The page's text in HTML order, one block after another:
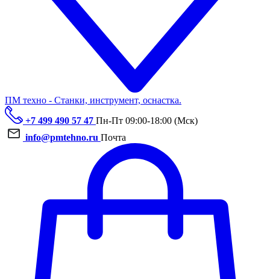
ПМ техно - Станки, инструмент, оснастка.
+7 499 490 57 47 Пн-Пт 09:00-18:00 (Мск)
info@pmtehno.ru Почта